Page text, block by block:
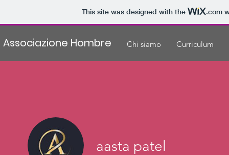
This site was designed with the .com
Associazione Hombre Chi siamo Curriculum
aasta patel